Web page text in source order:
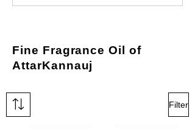
Fine Fragrance Oil of
AttarKannauj
Filter